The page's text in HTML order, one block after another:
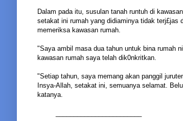
Dalam pada itu, susulan tanah runtuh di
setakat ini rumah yang didiaminya tidak terj£jas
memeriksa kawasan rumah.
"Saya ambil masa dua tahun untuk bina rumah
kawasan rumah saya telah dik0nkritkan.
"Setiap tahun, saya memang akan panggil
Insya-Allah, setakat ini, semuanya selamat.
katanya.